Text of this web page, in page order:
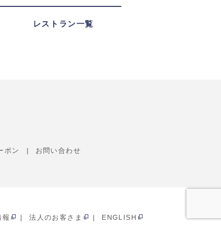
レストラン一覧
ポン お問い合わせ
報 法人のお客さま ENGLISH